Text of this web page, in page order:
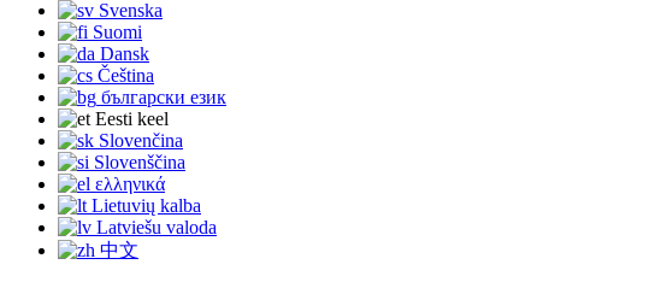
Svenska
Suomi
Dansk
Čeština
български език
Eesti keel
Slovenčina
Slovenščina
ελληνικά
Lietuvių kalba
Latviešu valoda
中文